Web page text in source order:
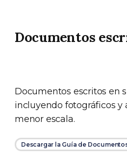
Documentos
Documentos escritos en
incluyendo fotográficos y
menor escala.
Descargar la Guía de